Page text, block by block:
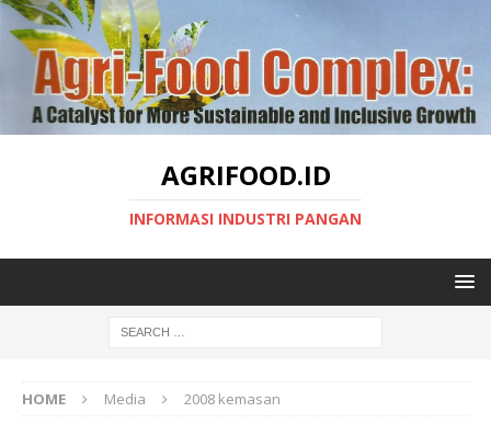
AGRIFOOD.ID
INFORMASI INDUSTRI PANGAN
HOME Media 2008 kemasan